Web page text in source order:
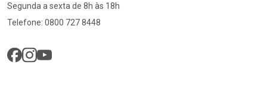
Segunda a sexta de 8h às 18h
Telefone: 0800 727 8448